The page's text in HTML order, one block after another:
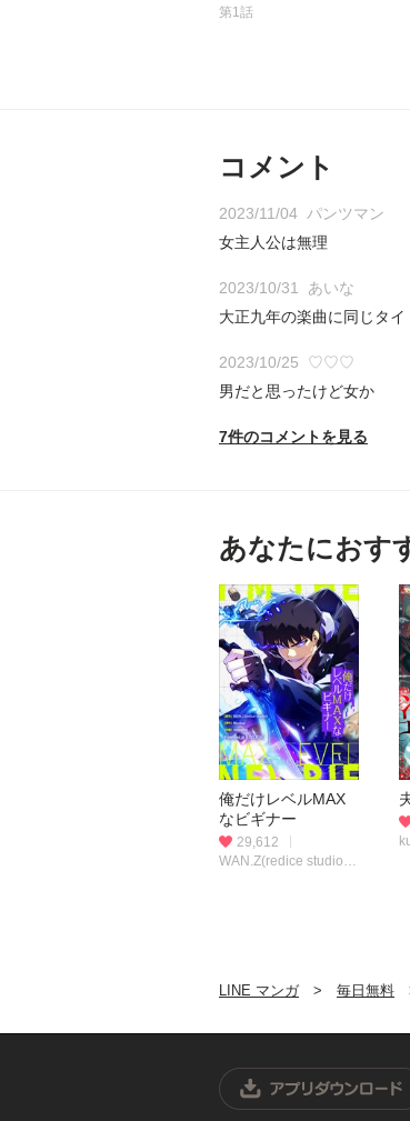
第1話
コメント
2023/11/04 パンツマン
女主人公は無理
2023/10/31
あいな
大正九年の楽曲に同じタ
2023/10/25
♡♡♡
男だと思ったけど女か
7件のコメントを見る
あなたにおす
俺だけレベルMAX
なビギナー
29,612
WAN.Z(redice studio)
LINE マンガ 毎日無料